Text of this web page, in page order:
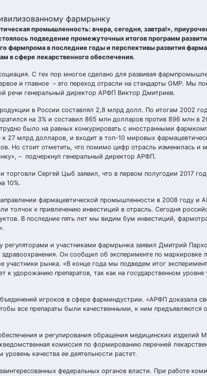
фармрынку
промышленность: вчера, сегодня, завтра!»,
подведение промежуточных итогов программ
фармпрома в последние годы и перспективы развития
в сфере лекарственного обеспечения.
С тех пор многое сделано для развивая
и главное – это переход отрасли на стандарты GMP. Мы
речи генеральный директор АРФП Виктор Дмитриев.
в России составлял 2,8 млрд долл. По итогам 2002
на 3% и составил 865 млн долларов против 896 млн в
было на равных конкурировать с иностранными
27 млрд долларов, и входит в топ-10 мировых
Но стоит отметить, что помимо цифр отрасль изменилась и
– подчеркнул генеральный директор АРФП.
Сергей Цыб заявил, что в первом полугодии 2017
10%.
фармацевтической промышленности в 2008 году и
толчок к привлечению инвестиций в отрасль. Сегодня
В последние пять лет мы видим бум инвестиций,
и участниками фармрынка заявил Дмитрий
Он сообщил об эксперименте по маркировке
участники рынка. «В конце года мы подведем итог
к удорожанию препаратов, так как на государственном уровне
игроков в сфере фарминдустрии. «АРФП доказала
все препараты были качественными, к ним предъявляются
и регулирования обращения медицинских изделий
комиссия по формированию перечней
качества ее деятельности растет.
федеральных органов власти. При работе